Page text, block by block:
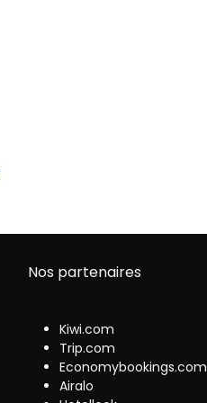
Nos partenaires
Kiwi.com
Trip.com
Economybookings.com
Airalo